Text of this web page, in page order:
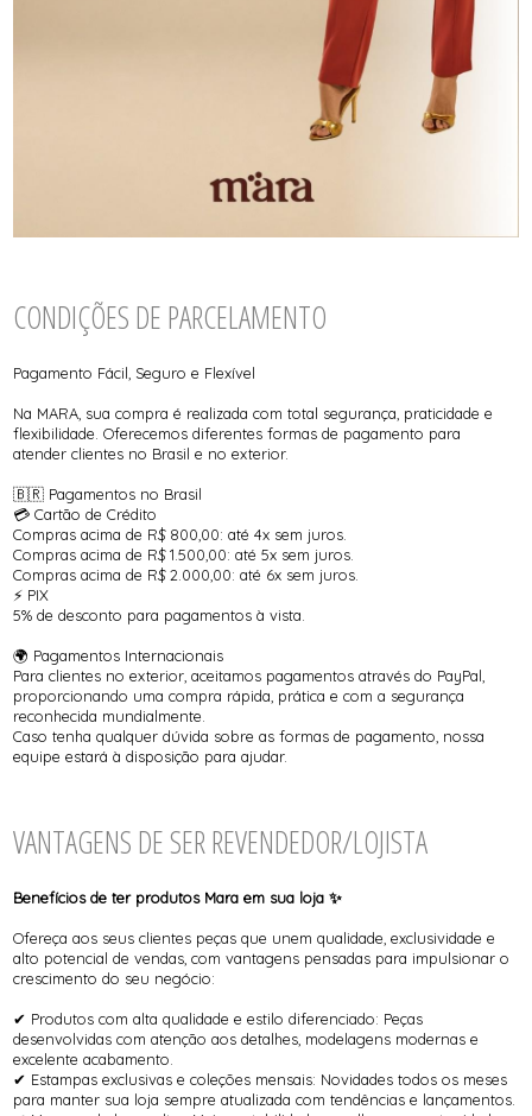
CONDIÇÕES DE PARCELAMENTO
Pagamento Fácil, Seguro e Flexível
Na MARA, sua compra é realizada com total segurança, praticidade e
flexibilidade. Oferecemos diferentes formas de pagamento para
atender clientes no Brasil e no exterior.
🇧🇷 Pagamentos no Brasil
💳 Cartão de Crédito
Compras acima de R$ 800,00: até 4x sem juros.
Compras acima de R$ 1.500,00: até 5x sem juros.
Compras acima de R$ 2.000,00: até 6x sem juros.
⚡ PIX
5% de desconto para pagamentos à vista.
🌍 Pagamentos Internacionais
Para clientes no exterior, aceitamos pagamentos através do PayPal,
proporcionando uma compra rápida, prática e com a segurança
reconhecida mundialmente.
Caso tenha qualquer dúvida sobre as formas de pagamento, nossa
equipe estará à disposição para ajudar.
VANTAGENS DE SER REVENDEDOR/LOJISTA
Benefícios de ter produtos Mara em sua loja ✨
Ofereça aos seus clientes peças que unem qualidade, exclusividade e
alto potencial de vendas, com vantagens pensadas para impulsionar o
crescimento do seu negócio:
✔ Produtos com alta qualidade e estilo diferenciado: Peças
desenvolvidas com atenção aos detalhes, modelagens modernas e
excelente acabamento.
✔ Estampas exclusivas e coleções mensais: Novidades todos os meses
para manter sua loja sempre atualizada com tendências e lançamentos.